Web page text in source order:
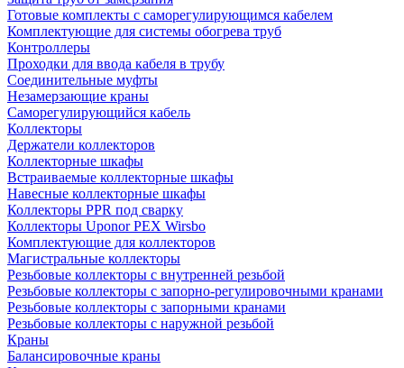
Готовые комплекты с саморегулирующимся кабелем
Комплектующие для системы обогрева труб
Контроллеры
Проходки для ввода кабеля в трубу
Соединительные муфты
Незамерзающие краны
Саморегулирующийся кабель
Коллекторы
Держатели коллекторов
Коллекторные шкафы
Встраиваемые коллекторные шкафы
Навесные коллекторные шкафы
Коллекторы PPR под сварку
Коллекторы Uponor PEX Wirsbo
Комплектующие для коллекторов
Магистральные коллекторы
Резьбовые коллекторы с внутренней резьбой
Резьбовые коллекторы с запорно-регулировочными кранами
Резьбовые коллекторы с запорными кранами
Резьбовые коллекторы с наружной резьбой
Краны
Балансировочные краны